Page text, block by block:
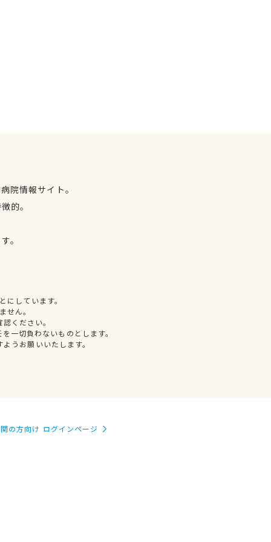
院情報サイト。
的。
。
しています。
せん。
ください。
一切負わないものとします。
うお願いいたします。
の方向け ログインページ